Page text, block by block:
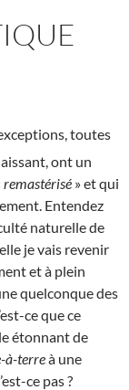
toutes
ont un
remastérisé » et qui
Entendez
naturelle de
je vais revenir
et à plein
quelconque des
ce que ce
étonnant de
à-terreà une
ce pas ?